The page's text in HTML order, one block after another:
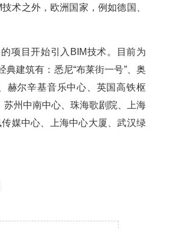
术之外，欧洲国家，例如德国、
项目开始引入BIM技术。目前为
建筑有：悉尼“布莱街一号”、奥
赫尔辛基音乐中心、英国高铁枢
州中南中心、珠海歌剧院、上海
媒中心、上海中心大厦、武汉绿